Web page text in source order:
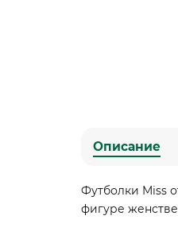
Описание
Футболки Miss
фигуре